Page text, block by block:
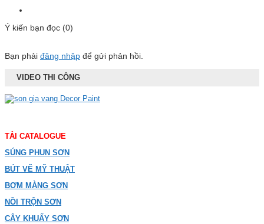
Ý kiến bạn đọc (0)
Bạn phải đăng nhập để gửi phản hồi.
VIDEO THI CÔNG
TẢI CATALOGUE
SÚNG PHUN SƠN
BÚT VẼ MỸ THUẬT
BƠM MÀNG SƠN
NỒI TRỘN SƠN
CÂY KHUẤY SƠN